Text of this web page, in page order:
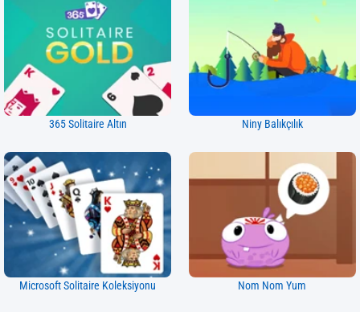
365 Solitaire Altın Niny Balıkçılık
Microsoft Solitaire Koleksiyonu Nom Nom Yum